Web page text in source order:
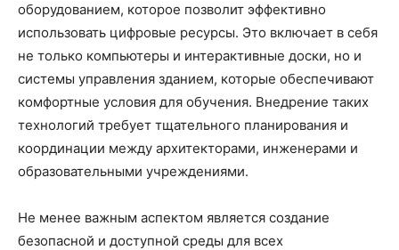
оборудованием, которое позволит эффективно
использовать цифровые ресурсы. Это включает в себя
не только компьютеры и интерактивные доски, но и
системы управления зданием, которые обеспечивают
комфортные условия для обучения. Внедрение таких
технологий требует тщательного планирования и
координации между архитекторами, инженерами и
образовательными учреждениями.
Не менее важным аспектом является создание
безопасной и доступной среды для всех